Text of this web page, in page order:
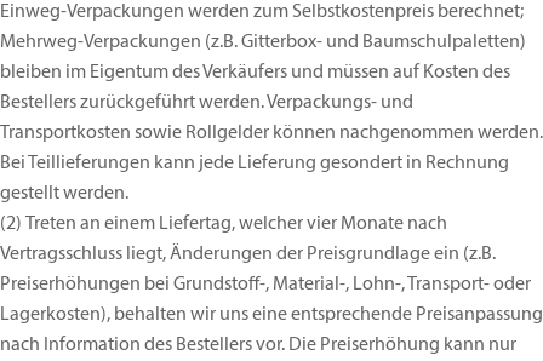
Einweg-Verpackungen werden zum Selbstkostenpreis berechnet;
Mehrweg-Verpackungen (z.B. Gitterbox- und Baumschulpaletten)
bleiben im Eigentum des Verkäufers und müssen auf Kosten des
Bestellers zurückgeführt werden. Verpackungs- und
Transportkosten sowie Rollgelder können nachgenommen werden.
Bei Teillieferungen kann jede Lieferung gesondert in Rechnung
gestellt werden.
(2)
Treten an einem Liefertag, welcher vier Monate nach
Vertragsschluss liegt, Änderungen der Preisgrundlage ein (z.B.
Preiserhöhungen bei Grundstoff-, Material-, Lohn-, Transport- oder
Lagerkosten), behalten wir uns eine entsprechende Preisanpassung
nach Information des Bestellers vor. Die Preiserhöhung kann nur